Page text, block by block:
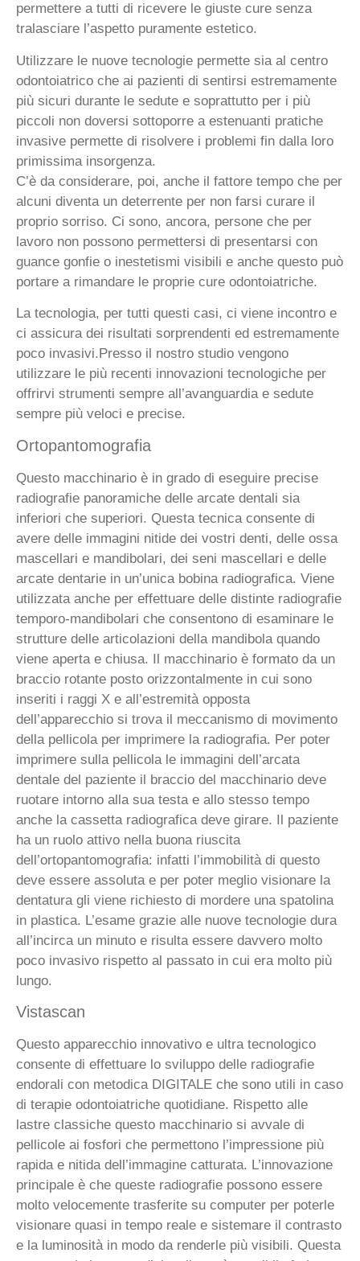
permettere a tutti di ricevere le giuste cure senza
tralasciare l’aspetto puramente estetico.
Utilizzare le nuove tecnologie permette sia al centro
odontoiatrico che ai pazienti di sentirsi estremamente
più sicuri durante le sedute e soprattutto per i più
piccoli non doversi sottoporre a estenuanti pratiche
invasive permette di risolvere i problemi fin dalla loro
primissima insorgenza.
C’è da considerare, poi, anche il fattore tempo che per
alcuni diventa un deterrente per non farsi curare il
proprio sorriso. Ci sono, ancora, persone che per
lavoro non possono permettersi di presentarsi con
guance gonfie o inestetismi visibili e anche questo può
portare a rimandare le proprie cure odontoiatriche.
La tecnologia, per tutti questi casi, ci viene incontro e
ci assicura dei risultati sorprendenti ed estremamente
poco invasivi.Presso il nostro studio vengono
utilizzare le più recenti innovazioni tecnologiche per
offrirvi strumenti sempre all’avanguardia e sedute
sempre più veloci e precise.
Ortopantomografia
Questo macchinario è in grado di eseguire precise
radiografie panoramiche delle arcate dentali sia
inferiori che superiori. Questa tecnica consente di
avere delle immagini nitide dei vostri denti, delle ossa
mascellari e mandibolari, dei seni mascellari e delle
arcate dentarie in un’unica bobina radiografica. Viene
utilizzata anche per effettuare delle distinte radiografie
temporo-mandibolari che consentono di esaminare le
strutture delle articolazioni della mandibola quando
viene aperta e chiusa. Il macchinario è formato da un
braccio rotante posto orizzontalmente in cui sono
inseriti i raggi X e all’estremità opposta
dell’apparecchio si trova il meccanismo di movimento
della pellicola per imprimere la radiografia. Per poter
imprimere sulla pellicola le immagini dell’arcata
dentale del paziente il braccio del macchinario deve
ruotare intorno alla sua testa e allo stesso tempo
anche la cassetta radiografica deve girare. Il paziente
ha un ruolo attivo nella buona riuscita
dell’ortopantomografia: infatti l’immobilità di questo
deve essere assoluta e per poter meglio visionare la
dentatura gli viene richiesto di mordere una spatolina
in plastica. L’esame grazie alle nuove tecnologie dura
all’incirca un minuto e risulta essere davvero molto
poco invasivo rispetto al passato in cui era molto più
lungo.
Vistascan
Questo apparecchio innovativo e ultra tecnologico
consente di effettuare lo sviluppo delle radiografie
endorali con metodica DIGITALE che sono utili in caso
di terapie odontoiatriche quotidiane. Rispetto alle
lastre classiche questo macchinario si avvale di
pellicole ai fosfori che permettono l’impressione più
rapida e nitida dell’immagine catturata. L’innovazione
principale è che queste radiografie possono essere
molto velocemente trasferite su computer per poterle
visionare quasi in tempo reale e sistemare il contrasto
e la luminosità in modo da renderle più visibili. Questa